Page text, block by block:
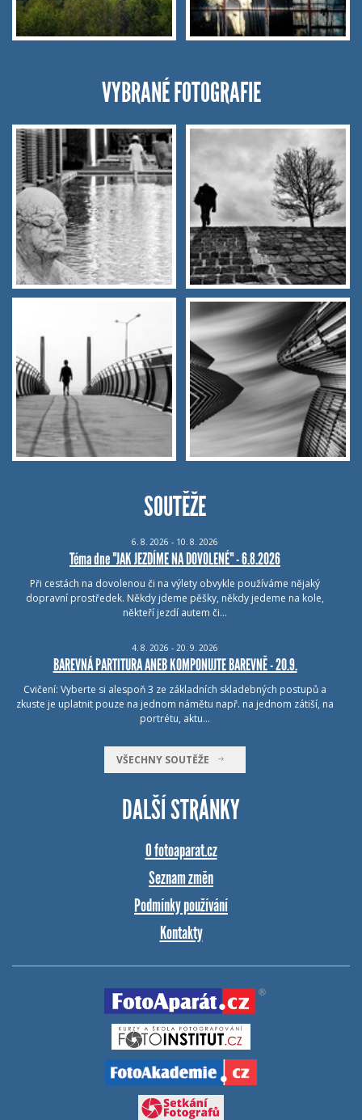
VYBRANÉ FOTOGRAFIE
SOUTĚŽE
6. 8. 2026 - 10. 8. 2026
Téma dne "JAK JEZDÍME NA DOVOLENÉ" - 6.8.2026
Při cestách na dovolenou či na výlety obvykle používáme nějaký
dopravní prostředek. Někdy jdeme pěšky, někdy jedeme na kole,
někteří jezdí autem či…
4. 8. 2026 - 20. 9. 2026
BAREVNÁ PARTITURA ANEB KOMPONUJTE BAREVNĚ - 20.9.
Cvičení: Vyberte si alespoň 3 ze základních skladebných postupů a
zkuste je uplatnit pouze na jednom námětu např. na jednom zátiší, na
portrétu, aktu…
VŠECHNY SOUTĚŽE
DALŠÍ STRÁNKY
O fotoaparat.cz
Seznam změn
Podmínky používání
Kontakty